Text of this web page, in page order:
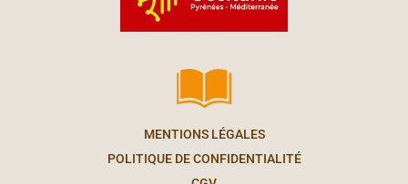
MENTIONS LÉGALES
POLITIQUE DE CONFIDENTIALITÉ